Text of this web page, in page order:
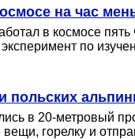
на час
в космосе
по
польских
в 20-метровый
горелку и